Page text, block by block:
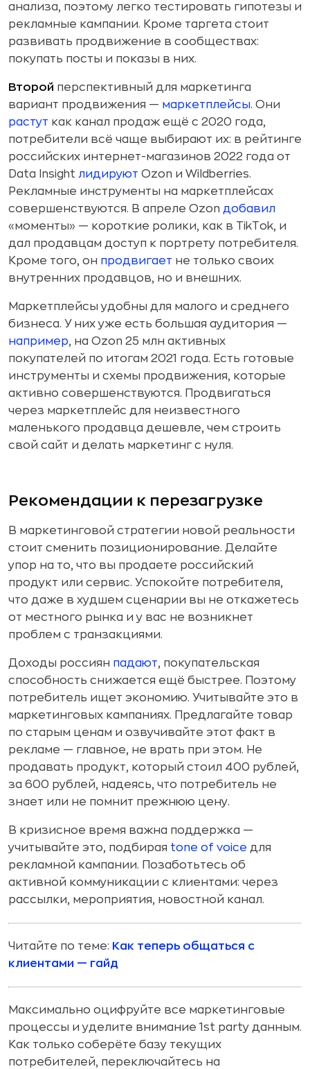
анализа, поэтому легко тестировать гипотезы и
рекламные кампании. Кроме таргета стоит
развивать продвижение в сообществах:
покупать посты и показы в них.
Второй перспективный для маркетинга
вариант продвижения — маркетплейсы. Они
растут как канал продаж ещё с 2020 года,
потребители всё чаще выбирают их: в рейтинге
российских интернет-магазинов 2022 года от
Data Insight лидируют Ozon и Wildberries.
Рекламные инструменты на маркетплейсах
совершенствуются. В апреле Ozon добавил
«моменты» — короткие ролики, как в TikTok, и
дал продавцам доступ к портрету потребителя.
Кроме того, он продвигает не только своих
внутренних продавцов, но и внешних.
Маркетплейсы удобны для малого и среднего
бизнеса. У них уже есть большая аудитория —
например, на Ozon 25 млн активных
покупателей по итогам 2021 года. Есть готовые
инструменты и схемы продвижения, которые
активно совершенствуются. Продвигаться
через маркетплейс для неизвестного
маленького продавца дешевле, чем строить
свой сайт и делать маркетинг с нуля.
Рекомендации к перезагрузке
В маркетинговой стратегии новой реальности
стоит сменить позиционирование. Делайте
упор на то, что вы продаете российский
продукт или сервис. Успокойте потребителя,
что даже в худшем сценарии вы не откажетесь
от местного рынка и у вас не возникнет
проблем с транзакциями.
Доходы россиян падают, покупательская
способность снижается ещё быстрее. Поэтому
потребитель ищет экономию. Учитывайте это в
маркетинговых кампаниях. Предлагайте товар
по старым ценам и озвучивайте этот факт в
рекламе — главное, не врать при этом. Не
продавать продукт, который стоил 400 рублей,
за 600 рублей, надеясь, что потребитель не
знает или не помнит прежнюю цену.
В кризисное время важна поддержка —
учитывайте это, подбирая tone of voice для
рекламной кампании. Позаботьтесь об
активной коммуникации с клиентами: через
рассылки, мероприятия, новостной канал.
Читайте по теме: Как теперь общаться с
клиентами — гайд
Максимально оцифруйте все маркетинговые
процессы и уделите внимание 1st party данным.
Как только соберёте базу текущих
потребителей, переключайтесь на